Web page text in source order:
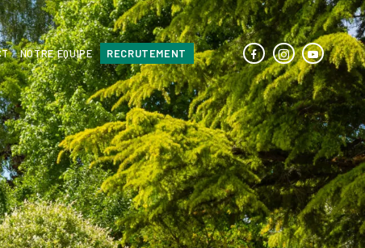
NOTRE ÉQUIPE RECRUTEMENT